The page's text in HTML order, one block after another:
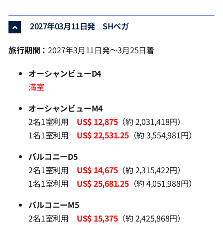
2027年03月11日発 SHベガ
旅行期間：2027年3月11日発～3月25日着
オーシャンビューD4
満室
オーシャンビューM4
2名1室利用 US$ 12,875（約 2,031,418円）
1名1室利用 US$ 22,531.25（約 3,554,981円）
バルコニーD5
2名1室利用 US$ 14,675（約 2,315,422円）
1名1室利用 US$ 25,681.25（約 4,051,988円）
バルコニーM5
2名1室利用 US$ 15,375（約 2,425,868円）